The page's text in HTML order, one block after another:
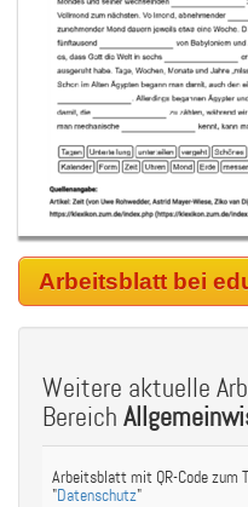
Arbeitsblatt bei
Weitere aktuelle
Bereich
Arbeitsblatt mit QR-Code zum
"Datenschutz"